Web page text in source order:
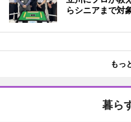
らシニアまで対
もっ
暮ら